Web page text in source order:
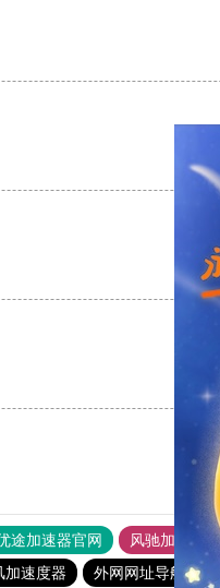
途加速器官网 风驰加速器
加速度器 外网网址导航